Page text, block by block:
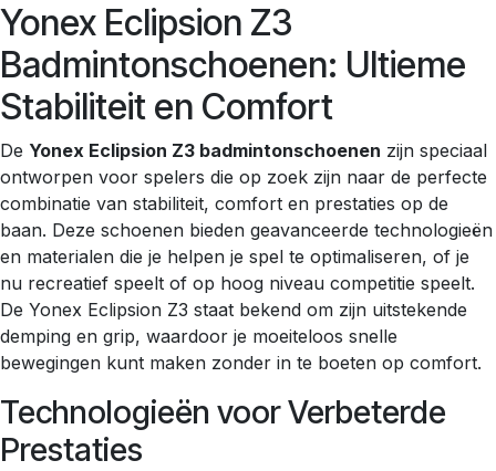
Yonex Eclipsion Z3
Badmintonschoenen: Ultieme
Stabiliteit en Comfort
De Yonex Eclipsion Z3 badmintonschoenen zijn speciaal
ontworpen voor spelers die op zoek zijn naar de perfecte
combinatie van stabiliteit, comfort en prestaties op de
baan. Deze schoenen bieden geavanceerde technologieën
en materialen die je helpen je spel te optimaliseren, of je
nu recreatief speelt of op hoog niveau competitie speelt.
De Yonex Eclipsion Z3 staat bekend om zijn uitstekende
demping en grip, waardoor je moeiteloos snelle
bewegingen kunt maken zonder in te boeten op comfort.
Technologieën voor Verbeterde
Prestaties